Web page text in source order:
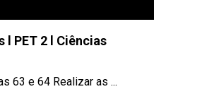
l PET 2 l Ciências
63 e 64 Realizar as ...